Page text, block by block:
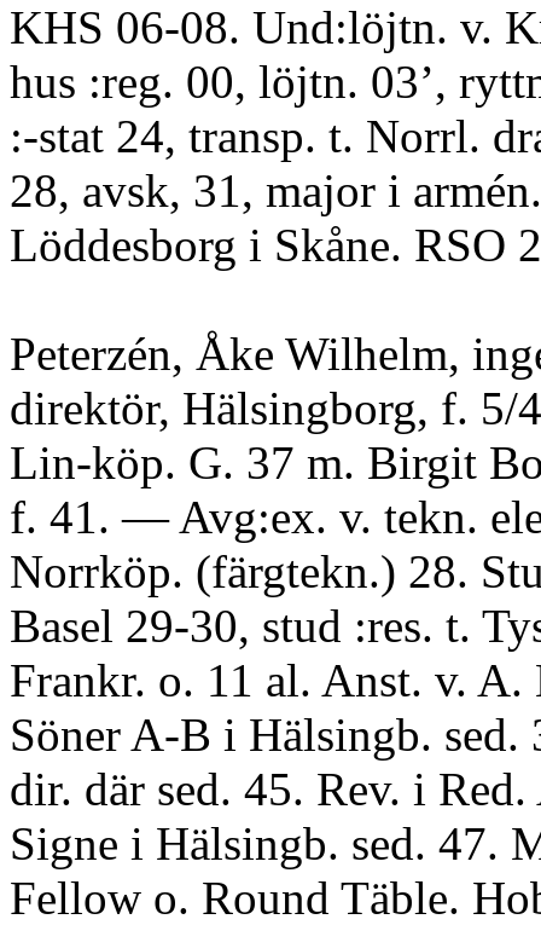
KHS 06-08. Und:löjtn. v.
hus :reg. 00, löjtn. 03’,
:-stat 24, transp. t. Norrl.
28, avsk, 31, major i
Löddesborg i Skåne. RSO
Peterzén, Åke Wilhelm,
direktör, Hälsingborg, f. 5/
Lin-köp. G. 37 m. Birgit
f. 41. — Avg:ex. v. tekn.
Norrköp. (färgtekn.) 28.
Basel 29-30, stud :res. t.
Frankr. o. 11 al. Anst. v. A.
Söner A-B i Hälsingb. sed.
dir. där sed. 45. Rev. i
Signe i Hälsingb. sed. 47.
Fellow o. Round Täble.